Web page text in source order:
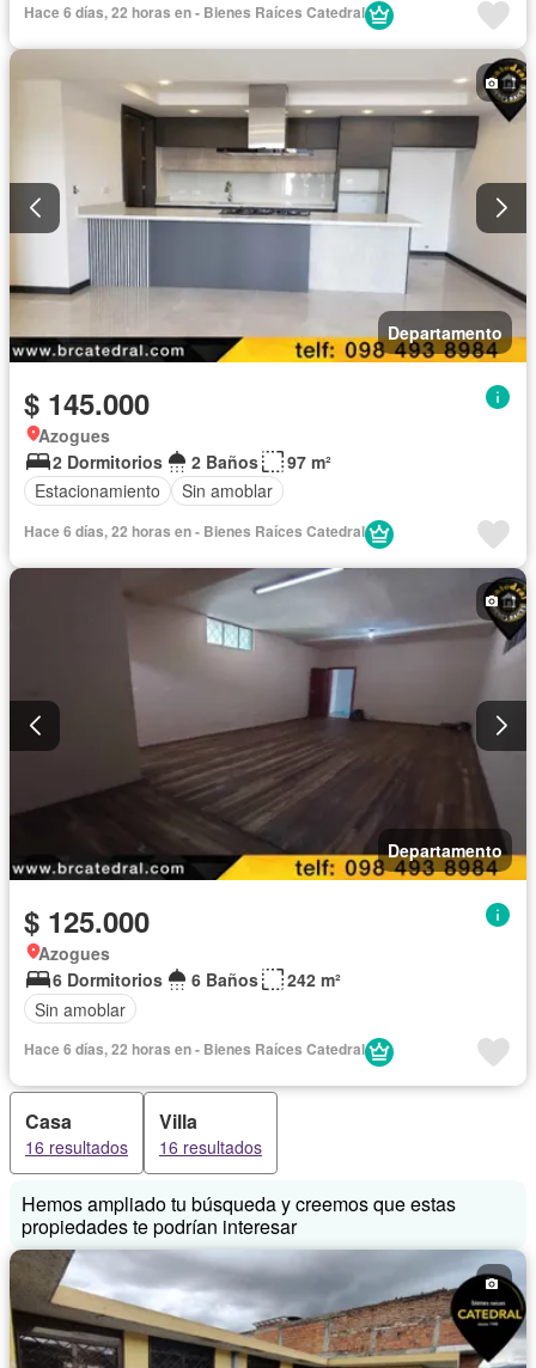
Hace 6 días, 22 horas en - Bienes Raíces Catedral
Departamento
$ 145.000
Azogues
2 Dormitorios
2 Baños
97 m²
Estacionamiento
Sin amoblar
Hace 6 días, 22 horas en - Bienes Raíces Catedral
Departamento
$ 125.000
Azogues
6 Dormitorios
6 Baños
242 m²
Sin amoblar
Hace 6 días, 22 horas en - Bienes Raíces Catedral
Casa
16 resultados
Villa
16 resultados
Hemos ampliado tu búsqueda y creemos que estas
propiedades te podrían interesar